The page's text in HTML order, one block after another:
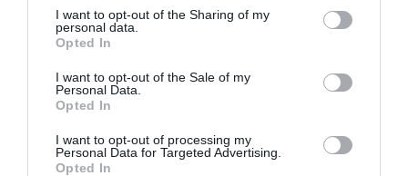
I want to opt-out of the Sharing of my
personal data.
Opted In
I want to opt-out of the Sale of my
Personal Data.
Opted In
I want to opt-out of processing my
Personal Data for Targeted Advertising.
Opted In